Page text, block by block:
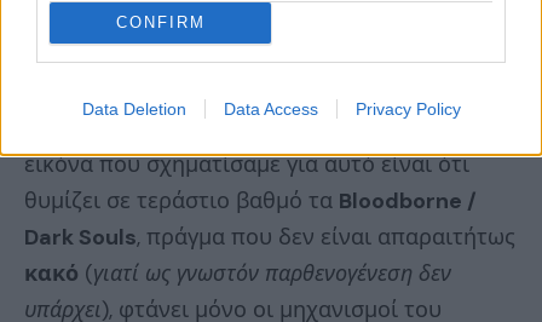
CONFIRM
Data Deletion Data Access Privacy Policy
ο δεύτερος τοCode Vein
φορά(ύστερα από το ομολογουμένως epic
) είχαμε την ευκαιρία να
γνωρίσουμε καλύτερα το gameplay του. Η
εικόνα που σχηματίσαμε για αυτό είναι ότι
θυμίζει σε τεράστιο βαθμό τα Bloodborne /
Dark Souls, πράγμα που δεν είναι απαραιτήτως
κακό (γιατί ως γνωστόν παρθενογένεση δεν
υπάρχει), φτάνει μόνο οι μηχανισμοί του